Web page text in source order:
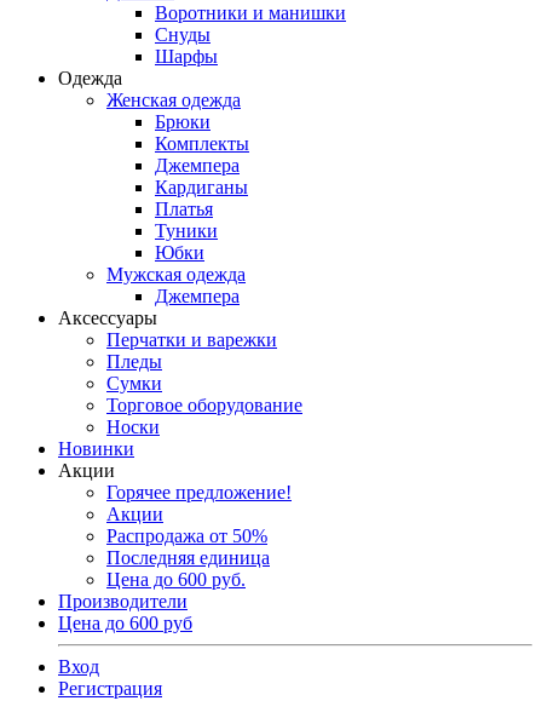
Воротники и манишки
Снуды
Шарфы
Одежда
Женская одежда
Брюки
Комплекты
Джемпера
Кардиганы
Платья
Туники
Юбки
Мужская одежда
Джемпера
Аксессуары
Перчатки и варежки
Пледы
Сумки
Торговое оборудование
Носки
Новинки
Акции
Горячее предложение!
Акции
Распродажа от 50%
Последняя единица
Цена до 600 руб.
Производители
Цена до 600 руб
Вход
Регистрация